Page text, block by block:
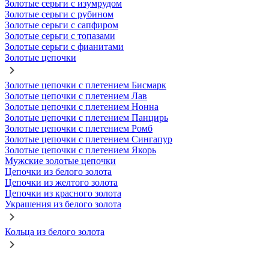
Золотые серьги с изумрудом
Золотые серьги с рубином
Золотые серьги с сапфиром
Золотые серьги с топазами
Золотые серьги с фианитами
Золотые цепочки
Золотые цепочки с плетением Бисмарк
Золотые цепочки с плетением Лав
Золотые цепочки с плетением Нонна
Золотые цепочки с плетением Панцирь
Золотые цепочки с плетением Ромб
Золотые цепочки с плетением Сингапур
Золотые цепочки с плетением Якорь
Мужские золотые цепочки
Цепочки из белого золота
Цепочки из желтого золота
Цепочки из красного золота
Украшения из белого золота
Кольца из белого золота